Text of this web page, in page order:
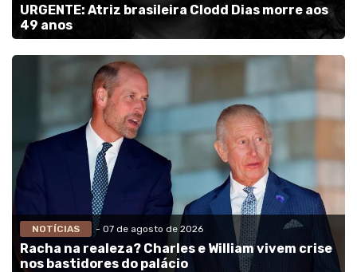
URGENTE: Atriz brasileira Clodd Dias morre aos
49 anos
NOTÍCIAS - 07 de agosto de 2026
Racha na realeza? Charles e William vivem crise
nos bastidores do palácio